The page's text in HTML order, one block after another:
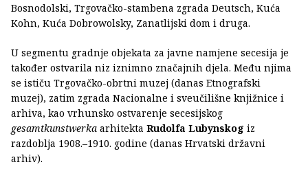
Bosnodolski, Trgovačko-stambena zgrada Deutsch, Kuća
Kohn, Kuća Dobrowolsky, Zanatlijski dom i druga.
U segmentu gradnje objekata za javne namjene secesija je
također ostvarila niz iznimno značajnih djela. Među njima
se ističu Trgovačko-obrtni muzej (danas Etnografski
muzej), zatim zgrada Nacionalne i sveučilišne knjižnice i
arhiva, kao vrhunsko ostvarenje secesijskog
gesamtkunstwerka arhitekta Rudolfa Lubynskog iz
razdoblja 1908.–1910. godine (danas Hrvatski državni
arhiv).